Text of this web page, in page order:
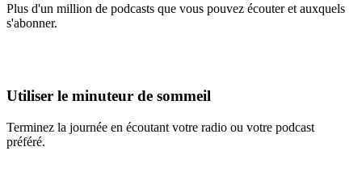
Plus d'un million de podcasts que vous pouvez écouter et auxquels
s'abonner.
Utiliser le minuteur de sommeil
Terminez la journée en écoutant votre radio ou votre podcast
préféré.